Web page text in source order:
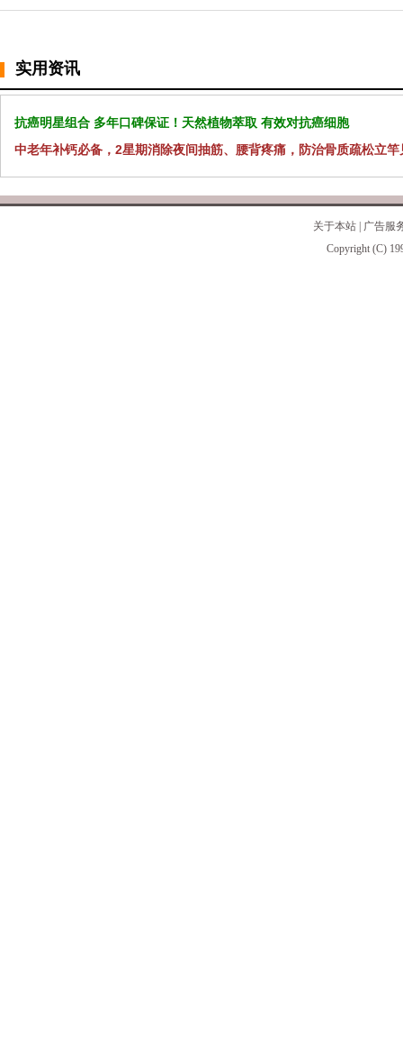
实用资讯
抗癌明星组合 多年口碑保证！天然植物萃取 有效对抗癌细胞
中老年补钙必备，2星期消除夜间抽筋、腰背疼痛，防治骨质疏松立竿
关于本站
广告服
Copyright (C)